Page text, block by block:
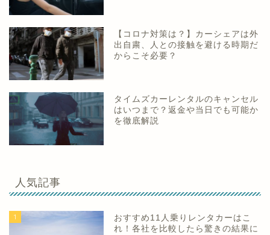
【コロナ対策は？】カーシェアは外
出自粛、人との接触を避ける時期だ
からこそ必要？
タイムズカーレンタルのキャンセル
はいつまで？返金や当日でも可能か
を徹底解説
人気記事
1
おすすめ11人乗りレンタカーはこ
れ！各社を比較したら驚きの結果に